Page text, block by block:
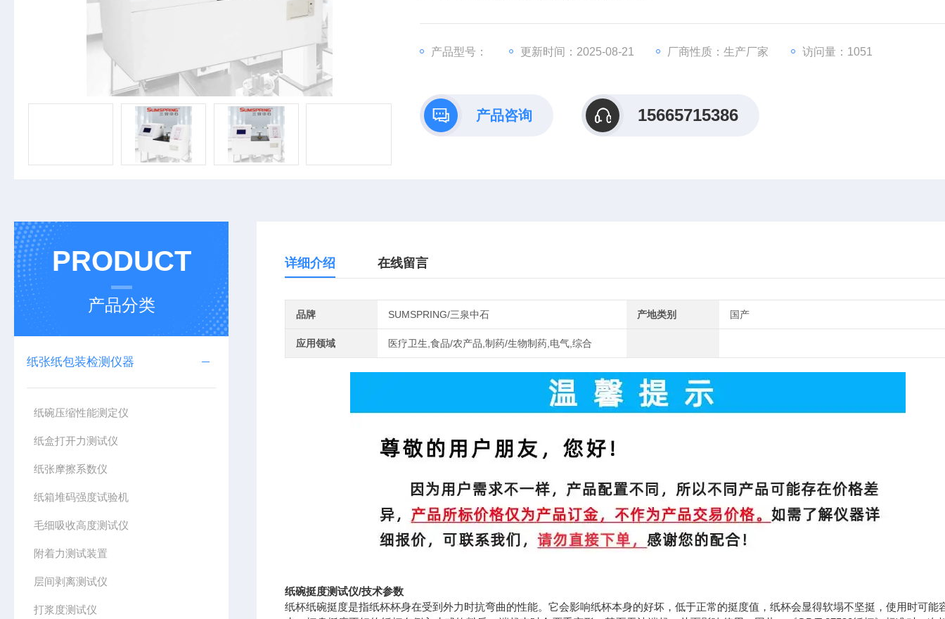
产品型号： 更新时间：2025-08-21 厂商性质：生产厂家 访问量：1051
产品咨询 15665715386
PRODUCT
产品分类
纸张纸包装检测仪器
纸碗压缩性能测定仪
纸盒打开力测试仪
纸张摩擦系数仪
纸箱堆码强度试验机
毛细吸收高度测试仪
附着力测试装置
层间剥离测试仪
打浆度测试仪
详细介绍 在线留言
品牌 SUMSPRING/三泉中石 产地类别 国产
应用领域 医疗卫生,食品/农产品,制药/生物制药,电气,综合
纸碗挺度测试仪/技术参数
纸杯纸碗挺度是指纸杯杯身在受到外力时抗弯曲的性能。它会影响纸杯本身的好坏，低于正常的挺度值，纸杯会显得软塌不坚挺，使用时可能